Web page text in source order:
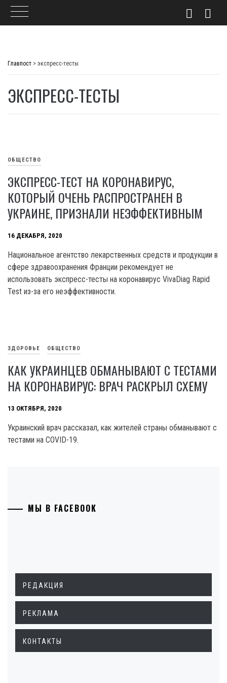
Главпост > экспресс-тесты
ЭКСПРЕСС-ТЕСТЫ
ОБЩЕСТВО
ЭКСПРЕСС-ТЕСТ НА КОРОНАВИРУС,
КОТОРЫЙ ОЧЕНЬ РАСПРОСТРАНЕН В
УКРАИНЕ, ПРИЗНАЛИ НЕЭФФЕКТИВНЫМ
16 ДЕКАБРЯ, 2020
Национальное агентство лекарственных средств и продукции в
сфере здравоохранения Франции рекомендует не
использовать экспресс-тесты на коронавирус VivaDiag Rapid
Test из-за его неэффективности.
ЗДОРОВЬЕ ОБЩЕСТВО
КАК УКРАИНЦЕВ ОБМАНЫВАЮТ С ТЕСТАМИ
НА КОРОНАВИРУС: ВРАЧ РАСКРЫЛ СХЕМУ
13 ОКТЯБРЯ, 2020
Украинский врач рассказал, как жителей страны обманывают с
тестами на COVID-19.
МЫ В FACEBOOK
РЕДАКЦИЯ
РЕКЛАМА
КОНТАКТЫ